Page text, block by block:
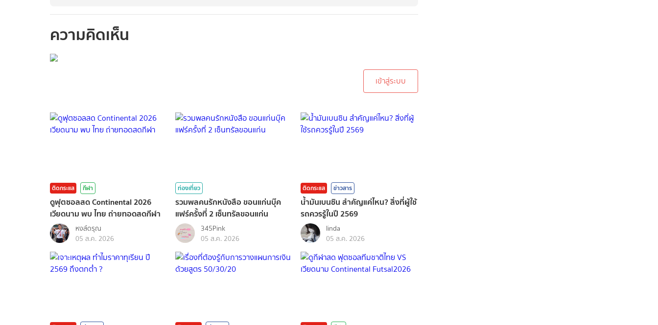
ความคิดเห็น
เข้าสู่ระบบ
ติดกระแส กีฬา
ดูฟุตซอลสด Continental 2026
เวียดนาม พบ ไทย ถ่ายทอดสดกีฬา
หงส์ดรุณ
05 ส.ค. 2026
ท่องเที่ยว
รวมพลคนรักหนังสือ ขอนแก่นบุ๊ค
แฟร์ครั้งที่ 2 เซ็นทรัลขอนแก่น
345Pink
05 ส.ค. 2026
ติดกระแส ข่าวสาร
น้ำมันเบนซิน สำคัญแค่ไหน? สิ่งที่ผู้ใช้
รถควรรู้ในปี 2569
linda
05 ส.ค. 2026